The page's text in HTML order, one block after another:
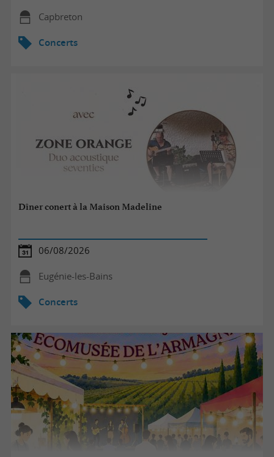
Capbreton
Concerts
Dîner conert à la Maison Madeline
06/08/2026
Eugénie-les-Bains
Concerts